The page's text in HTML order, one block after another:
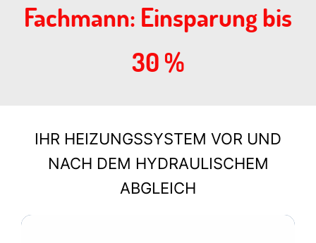
Fachmann: Einsparung bis
30 %
IHR HEIZUNGSSYSTEM VOR UND
NACH DEM HYDRAULISCHEM
ABGLEICH